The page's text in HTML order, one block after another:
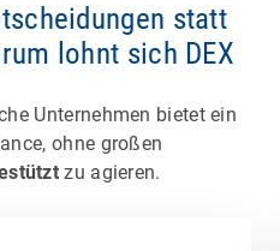
statt
lohnt sich DEX
Unternehmen bietet ein
ohne großen
zu agieren.